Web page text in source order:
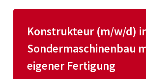
Konstrukteur (m/w/d)
Sondermaschinenbau
eigener Fertigung